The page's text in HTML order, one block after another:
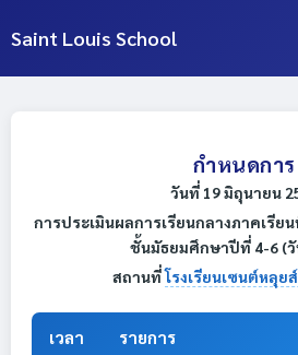
Saint Louis School
กำหนดการ
วันที่ 19 มิถุนายน
การประเมินผลการเรียนกลางภาคเรีย
ชั้นมัธยมศึกษาปีที่ 4-6 (
สถานที่โรงเรียนเซนต์หลุย
เวลา รายการ